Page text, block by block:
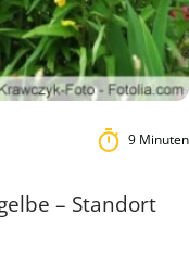
9 Minuten
– Standort